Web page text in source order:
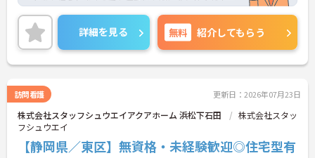
いませ。
詳細を見る 無料 紹介してもらう
訪問看護 更新日：2026年07月23日
株式会社スタッフシュウエイアクアホーム 浜松下石田
株式会社スタッ
フシュウエイ
【静岡県／東区】無資格・未経験歓迎◎住宅型有